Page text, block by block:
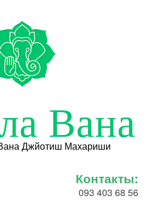
Вана
Джйотиш Махариши
Контакты:
093 403 68 56